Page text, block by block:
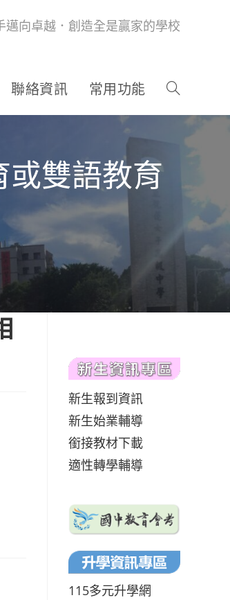
邁向卓越．創造全是贏家的學校
聯絡資訊 常用功能
雙語教育
新生報到資訊
新生始業輔導
銜接教材下載
適性轉學輔導
115多元升學網